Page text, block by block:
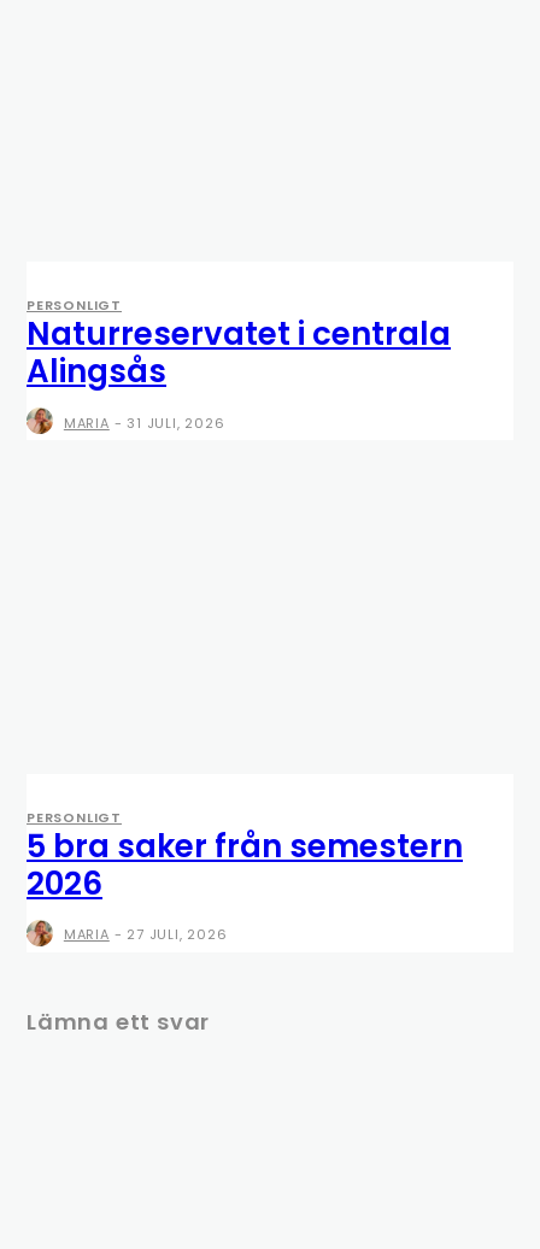
PERSONLIGT
Naturreservatet i centrala
Alingsås
MARIA - 31 JULI, 2026
PERSONLIGT
5 bra saker från semestern
2026
MARIA - 27 JULI, 2026
Lämna ett svar